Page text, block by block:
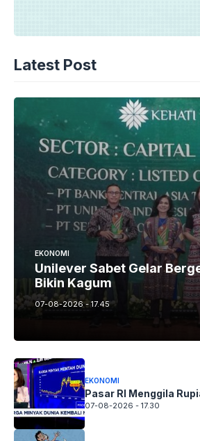
Latest Post
EKONOMI
Unilever Sabet Gelar
Bikin Kagum
07-08-2026 - 17.45
EKONOMI
Pasar RI Menggila
07-08-2026 - 17.30